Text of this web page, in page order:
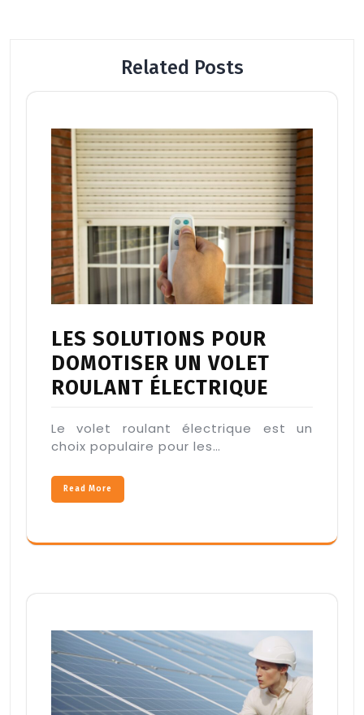
Related Posts
LES SOLUTIONS POUR
DOMOTISER UN VOLET
ROULANT ÉLECTRIQUE
Le volet roulant électrique est un
choix populaire pour les…
Read More